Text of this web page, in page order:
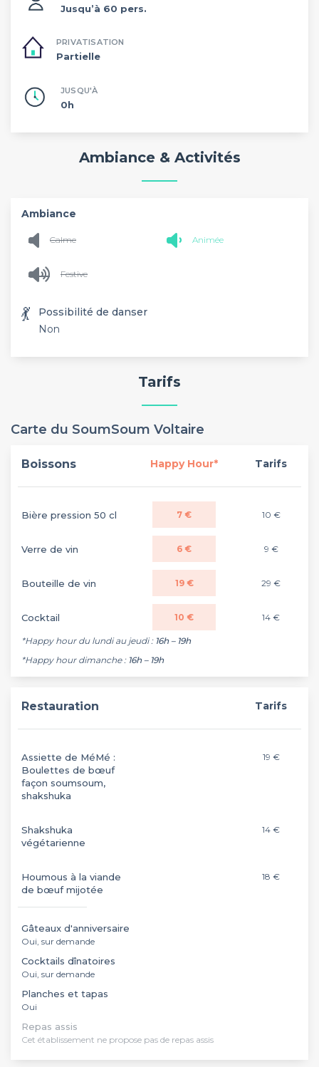
Jusqu’à 60 pers.
PRIVATISATION
Partielle
JUSQU'À
0h
Ambiance & Activités
Ambiance
Calme Animée
Festive
💃
Possibilité de danser
Non
Tarifs
Carte du SoumSoum Voltaire
Boissons Happy Hour* Tarifs
Bière pression 50 cl 7 € 10 €
Verre de vin 6 € 9 €
Bouteille de vin 19 € 29 €
Cocktail 10 € 14 €
*Happy hour du lundi au jeudi : 16h – 19h
*Happy hour dimanche : 16h – 19h
Restauration Tarifs
Assiette de MéMé :
Boulettes de bœuf
façon soumsoum,
shakshuka
19 €
Shakshuka
végétarienne
14 €
Houmous à la viande
de bœuf mijotée
18 €
Gâteaux d'anniversaire
Oui, sur demande
Cocktails dînatoires
Oui, sur demande
Planches et tapas
Oui
Repas assis
Cet établissement ne propose pas de repas assis